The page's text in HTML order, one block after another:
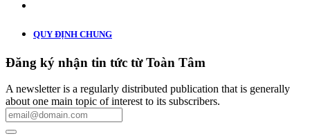
QUY ĐỊNH CHUNG
Đăng ký nhận tin tức từ Toàn Tâm
A newsletter is a regularly distributed publication that is generally
about one main topic of interest to its subscribers.